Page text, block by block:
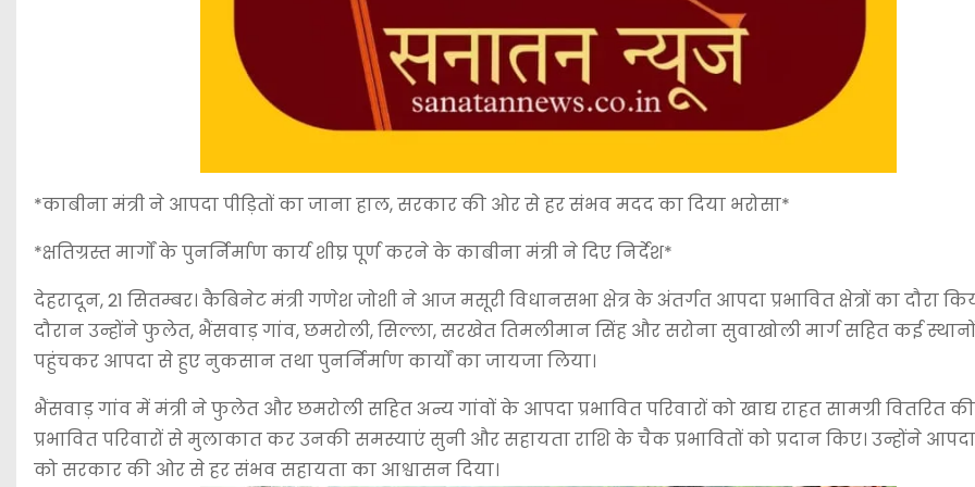
*काबीना मंत्री ने आपदा पीड़ितों का जाना हाल, सरकार की ओर से हर संभव मदद का दिया भरोसा*
*क्षतिग्रस्त मार्गों के पुनर्निर्माण कार्य शीघ्र पूर्ण करने के काबीना मंत्री ने दिए निर्देश*
देहरादून, 21 सितम्बर। कैबिनेट मंत्री गणेश जोशी ने आज मसूरी विधानसभा क्षेत्र के अंतर्गत आपदा प्रभावित क्षेत्रों का दौरा
दौरान उन्होंने फुलेत, भैंसवाड़ गांव, छमरोली, सिल्ला, सरखेत तिमलीमान सिंह और सरोना सुवाखोली मार्ग सहित कई
पहुंचकर आपदा से हुए नुकसान तथा पुनर्निर्माण कार्यों का जायजा लिया।
भैंसवाड़ गांव में मंत्री ने फुलेत और छमरोली सहित अन्य गांवों के आपदा प्रभावित परिवारों को खाद्य राहत सामग्री वितरित
प्रभावित परिवारों से मुलाकात कर उनकी समस्याएं सुनी और सहायता राशि के चैक प्रभावितों को प्रदान किए। उन्होंने आपदा
को सरकार की ओर से हर संभव सहायता का आश्वासन दिया।